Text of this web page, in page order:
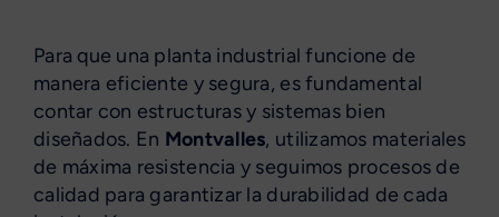
Para que una planta industrial funcione de
manera eficiente y segura, es fundamental
contar con estructuras y sistemas bien
diseñados. En Montvalles, utilizamos materiales
de máxima resistencia y seguimos procesos de
calidad para garantizar la durabilidad de cada